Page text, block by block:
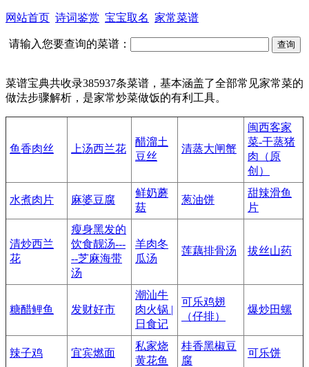
网站首页 诗词鉴赏 宝宝取名 家常菜谱
请输入您要查询的菜谱：
菜谱宝典共收录385937条菜谱，基本涵盖了全部常见家常菜的
做法步骤解析，是家常炒菜做饭的有利工具。
鱼香肉丝 上汤西兰花
醋溜土
豆丝
清蒸大闸蟹
闽西客家
菜-干蒸猪
肉（原
创）
水煮肉片 麻婆豆腐
鲜奶蘑
菇
葱油饼
甜辣滑鱼
片
清炒西兰
花
瘦身黑发的
饮食靓汤---
--芝麻海带
汤
羊肉冬
瓜汤
莲藕排骨汤 拔丝山药
糖醋鲤鱼 发财好市
潮汕牛
肉火锅 |
日食记
可乐鸡翅
（仔排）
爆炒田螺
辣子鸡 宜宾燃面
私家烧
黄花鱼
桂香黑椒豆
腐
可乐饼